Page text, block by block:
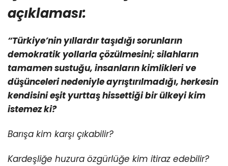
açıklaması:
“Türkiye’nin yıllardır taşıdığı sorunların
demokratik yollarla çözülmesini; silahların
tamamen sustuğu, insanların kimlikleri ve
düşünceleri nedeniyle ayrıştırılmadığı, herkesin
kendisini eşit yurttaş hissettiği bir ülkeyi kim
istemez ki?
Barışa kim karşı çıkabilir?
Kardeşliğe huzura özgürlüğe kim itiraz edebilir?